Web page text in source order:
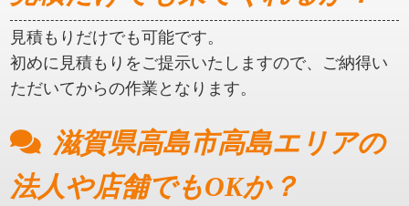
見積もりだけでも可能です。
初めに見積もりをご提示いたしますので、ご納得い
ただいてからの作業となります。
滋賀県高島市高島エリアの
法人や店舗でもOKか？